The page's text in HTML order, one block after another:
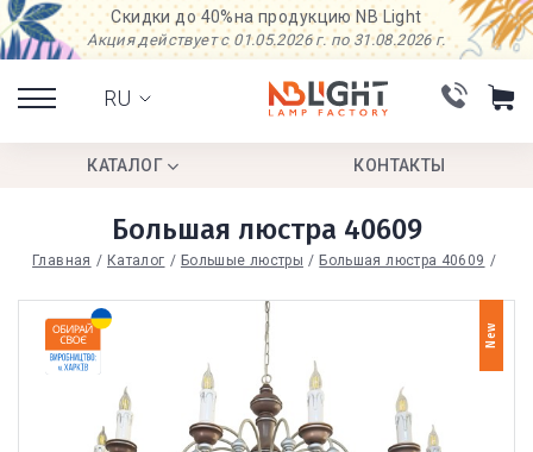
Скидки до 40%на продукцию NB Light
Акция действует с 01.05.2026 г. по 31.08.2026 г.
RU
КАТАЛОГ КОНТАКТЫ
Большая люстра 40609
Главная Каталог Большые люстры Большая люстра 40609
New